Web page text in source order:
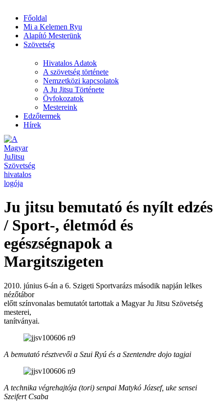
Főoldal
Mi a Kelemen Ryu
Alapító Mesterünk
Szövetség
Hivatalos Adatok
A szövetség története
Nemzetközi kapcsolatok
A Ju Jitsu Története
Övfokozatok
Mestereink
Edzőtermek
Hírek
Ju jitsu bemutató és nyílt edzés
/ Sport-, életmód és
egészségnapok a
Margitszigeten
2010. június 6-án a 6. Szigeti Sportvarázs második napján lelkes
nézőtábor
előtt színvonalas bemutatót tartottak a Magyar Ju Jitsu Szövetség
mesterei,
tanítványai.
A bemutató résztvevői a Szui Ryú és a Szentendre dojo tagjai
A technika végrehajtója (tori) senpai Matykó József, uke sensei
Szeifert Csaba